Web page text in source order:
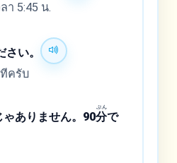
า 5:45 น.
さい。
ครับ
ゃありません。90分
ぷん
で